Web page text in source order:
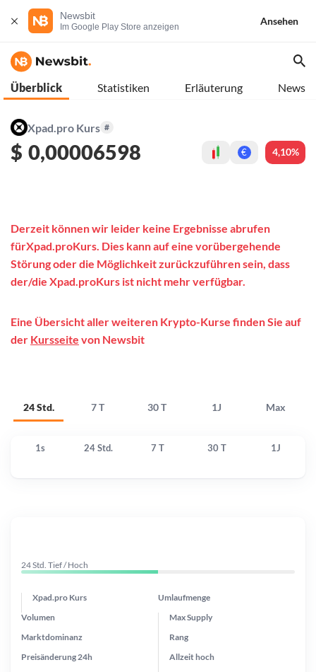
Newsbit
Im Google Play Store anzeigen
Ansehen
Überblick Statistiken Erläuterung News
Xpad.pro Kurs #
$ 0,00006598 € 4,10%
24 Std. 7 T 30 T 1J Max
Derzeit können wir leider keine Ergebnisse abrufen
fürXpad.proKurs. Dies kann auf eine vorübergehende
Störung oder die Möglichkeit zurückzuführen sein, dass
der/die Xpad.proKurs ist nicht mehr verfügbar.
Eine Übersicht aller weiteren Krypto-Kurse finden Sie auf
der Kursseite von Newsbit
1s 24 Std. 7 T 30 T 1J
24 Std. Tief / Hoch
Xpad.pro Kurs Umlaufmenge
Preisänderung 24h
Max Supply
Marktdominanz
Volumen
Rang
Allzeithoch